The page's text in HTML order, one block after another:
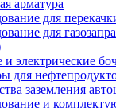
арматура
для
для
электрические
для
заземления
и